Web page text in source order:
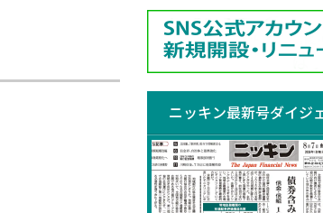
ニッキン最新号ダイジ